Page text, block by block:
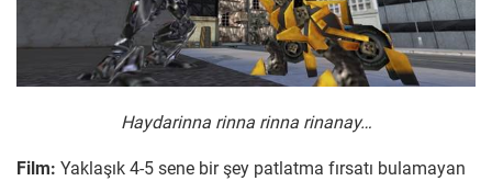
Haydarinna rinna rinna rinanay…
Film: Yaklaşık 4-5 sene bir şey patlatma fırsatı bulamayan